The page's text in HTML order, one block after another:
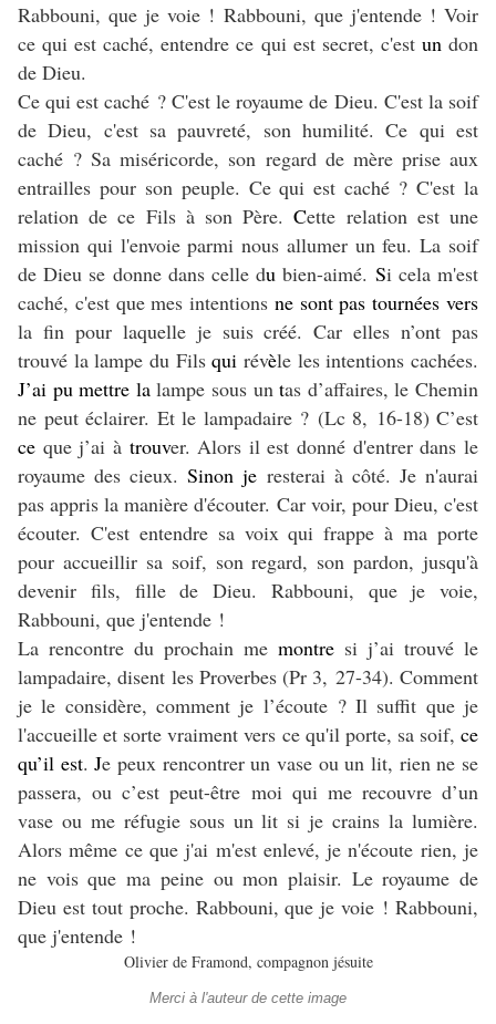
Rabbouni, que je voie ! Rabbouni, que j'entende ! Voir
ce qui est caché, entendre ce qui est secret, c'est undon
de Dieu.
Ce qui est caché ? C'est le royaume de Dieu. C'est la soif
de Dieu, c'est sa pauvreté, son humilité. Ce qui est
caché ? Sa miséricorde, son regard de mère prise aux
entrailles pour son peuple. Ce qui est caché ? C'est la
relation de ce Fils à son Père.Cette relation est une
mission qui l'envoie parmi nous allumer un feu. La soif
de Dieu se donne dans celle du bien-aimé. Si cela m'est
caché, c'est que mes intentions ne sont pas tournées vers
la fin pour laquelle je suis créé. Car elles n’ont pas
trouvé la lampe du Filsqui révèle les intentions cachées.
J’ai pu mettre lalampe sous untas d’affaires, le Chemin
ne peut éclairer. Et le lampadaire ? (Lc 8, 16-18) C’est
ce que j’ai à trouver. Alors il est donné d'entrer dans le
royaume des cieux.Sinon je resterai à côté. Je n'aurai
pas appris la manière d'écouter. Car voir, pour Dieu, c'est
écouter. C'est entendre sa voix qui frappe à ma porte
pour accueillir sa soif, son regard, son pardon, jusqu'à
devenir fils, fille de Dieu. Rabbouni, que je voie,
Rabbouni, que j'entende !
La rencontre du prochain me montre si j’ai trouvé le
lampadaire, disent les Proverbes (Pr 3, 27-34). Comment
je le considère, comment je l’écoute ? Il suffit que je
l'accueille et sorte vraiment vers ce qu'il porte, sa soif, ce
qu’il est.Je peux rencontrer un vase ou un lit, rien ne se
passera, ou c’est peut-être moi qui me recouvre d’un
vase ou me réfugie sous un lit si je crains la lumière.
Alors même ce que j'ai m'est enlevé, je n'écoute rien, je
ne vois que ma peine ou mon plaisir. Le royaume de
Dieu est tout proche. Rabbouni, que je voie ! Rabbouni,
que j'entende !
Olivier de Framond, compagnon jésuite
Merci à l'auteur de cette image